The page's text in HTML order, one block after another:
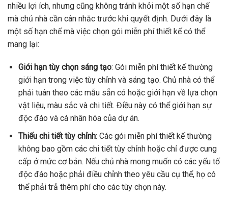
nhiều lợi ích, nhưng cũng không tránh khỏi một số hạn chế
mà chủ nhà cần cân nhắc trước khi quyết định. Dưới đây là
một số hạn chế mà việc chọn gói miễn phí thiết kế có thể
mang lại:
Giới hạn tùy chọn sáng tạo: Gói miễn phí thiết kế thường
giới hạn trong việc tùy chỉnh và sáng tạo. Chủ nhà có thể
phải tuân theo các mẫu sẵn có hoặc giới hạn về lựa chọn
vật liệu, màu sắc và chi tiết. Điều này có thể giới hạn sự
độc đáo và cá nhân hóa của dự án.
Thiếu chi tiết tùy chỉnh: Các gói miễn phí thiết kế thường
không bao gồm các chi tiết tùy chỉnh hoặc chỉ được cung
cấp ở mức cơ bản. Nếu chủ nhà mong muốn có các yếu tố
độc đáo hoặc phải điều chỉnh theo yêu cầu cụ thể, họ có
thể phải trả thêm phí cho các tùy chọn này.